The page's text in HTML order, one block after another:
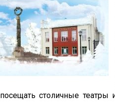
посещать столичные